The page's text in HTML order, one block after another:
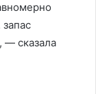
— сказала